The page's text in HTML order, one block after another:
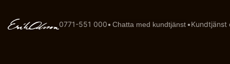
0771-551 000• Chatta med kundtjänst•Kundtjänst